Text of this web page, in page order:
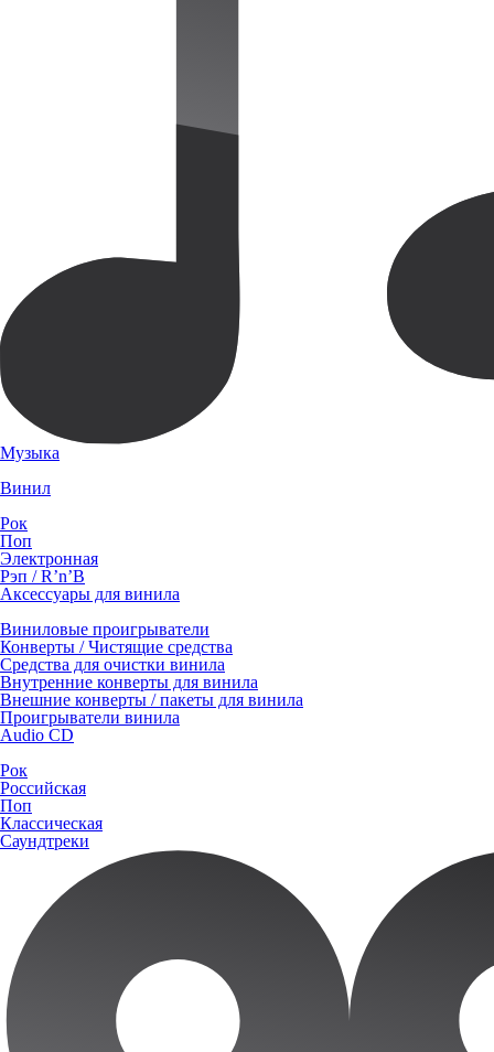
Музыка
Винил
Рок
Поп
Электронная
Рэп / R’n’B
Аксессуары для винила
Виниловые проигрыватели
Конверты / Чистящие средства
Средства для очистки винила
Внутренние конверты для винила
Внешние конверты / пакеты для винила
Проигрыватели винила
Audio CD
Рок
Российская
Поп
Классическая
Саундтреки